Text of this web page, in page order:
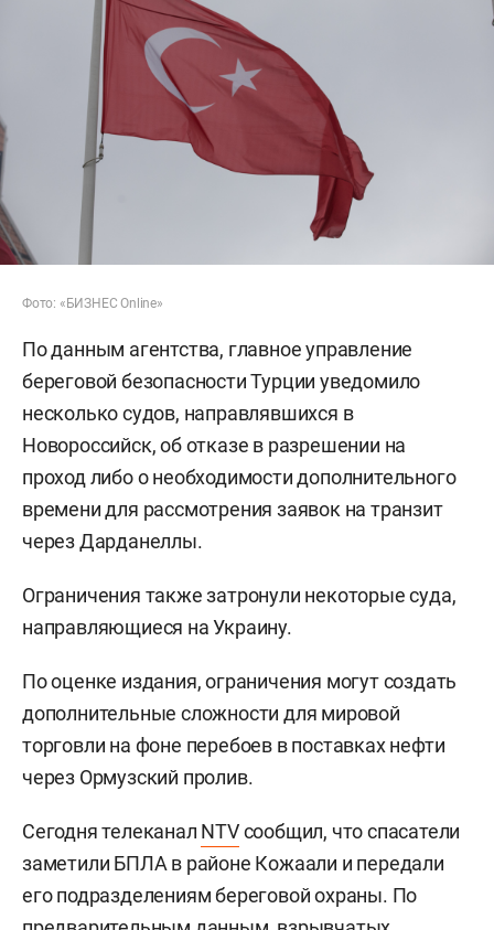
Фото: «БИЗНЕС Online»
По данным агентства, главное управление
береговой безопасности Турции уведомило
несколько судов, направлявшихся в
Новороссийск, об отказе в разрешении на
проход либо о необходимости дополнительного
времени для рассмотрения заявок на транзит
через Дарданеллы.
Ограничения также затронули некоторые суда,
направляющиеся на Украину.
По оценке издания, ограничения могут создать
дополнительные сложности для мировой
торговли на фоне перебоев в поставках нефти
через Ормузский пролив.
Сегодня телеканал NTVсообщил, что спасатели
заметили БПЛА в районе Кожаали и передали
его подразделениям береговой охраны. По